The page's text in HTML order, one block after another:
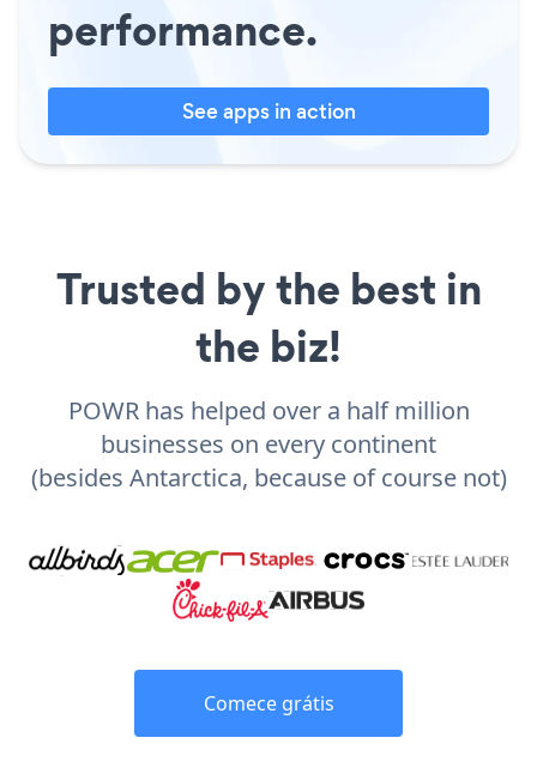
performance.
See apps in action
Trusted by the best in
the biz!
POWR has helped over a half million
businesses on every continent
(besides Antarctica, because of course not)
Comece grátis